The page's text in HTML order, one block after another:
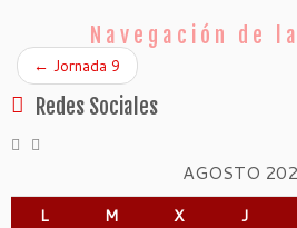
Navegación de
← Jornada 9
Redes Sociales
AGOSTO
L M X J